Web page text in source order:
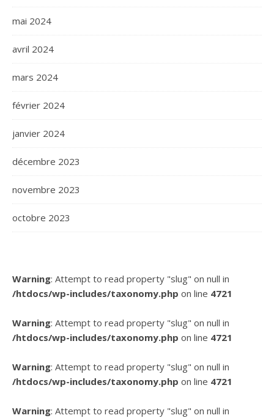
mai 2024
avril 2024
mars 2024
février 2024
janvier 2024
décembre 2023
novembre 2023
octobre 2023
Warning: Attempt to read property "slug" on null in
/htdocs/wp-includes/taxonomy.php on line 4721
Warning: Attempt to read property "slug" on null in
/htdocs/wp-includes/taxonomy.php on line 4721
Warning: Attempt to read property "slug" on null in
/htdocs/wp-includes/taxonomy.php on line 4721
Warning: Attempt to read property "slug" on null in